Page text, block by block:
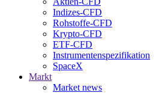
Indizes-CFD
Rohstoffe-CFD
Krypto-CFD
ETF-CFD
Instrumentenspezifikation
SpaceX
Markt
Market news